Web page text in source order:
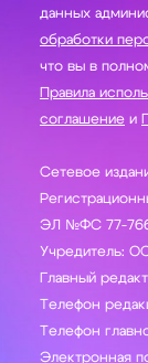
данных
обработки
что вы в
Правила
соглашение и
Сетевое
ЭЛ №ФС 77-
Учредитель:
Главный
Телефон
Телефон
Электронная